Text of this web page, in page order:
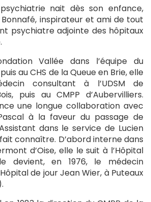
nait dès son enfance,
inspirateur et ami de tout
psychiatre adjointe des hôpitaux
Vallée dans l’équipe du
au CHS de la Queue en Brie, elle
consultant à l’UDSM de
puis au CMPP d’Aubervilliers.
une longue collaboration avec
à la faveur du passage de
dans le service de Lucien
connaître. D’abord interne dans
d’Oise, elle le suit à l’Hôpital
devient, en 1976, le médecin
de jour Jean Wier, à Puteaux